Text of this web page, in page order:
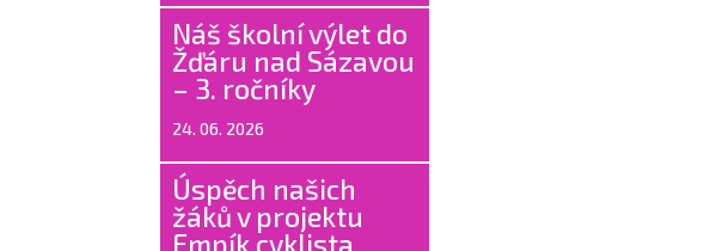
Náš školní výlet do
Žďáru nad Sázavou
– 3. ročníky
24. 06. 2026
Úspěch našich
žáků v projektu
Empík cyklista